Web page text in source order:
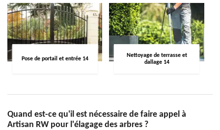
Pose de portail et entrée 14
Nettoyage de terrasse et
dallage 14
Quand est-ce qu'il est nécessaire de faire appel à
Artisan RW pour l'élagage des arbres ?